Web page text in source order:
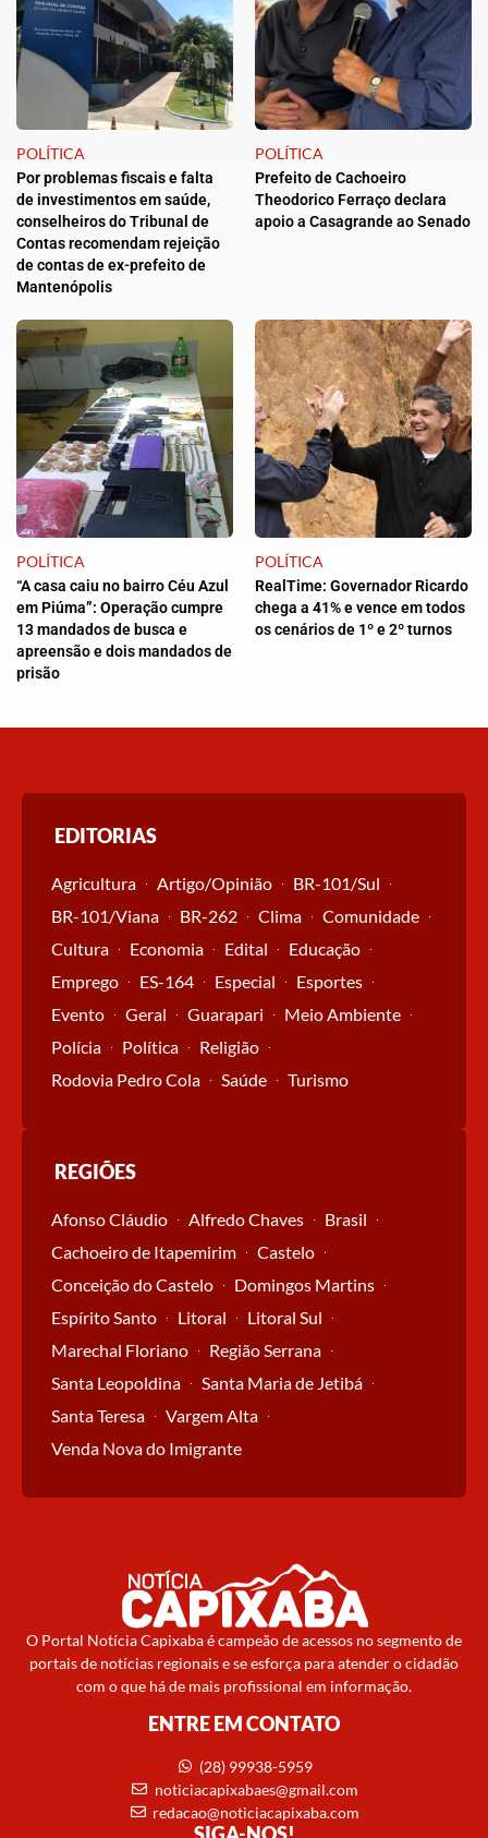
POLÍTICA
Por problemas fiscais e falta
de investimentos em saúde,
conselheiros do Tribunal de
Contas recomendam rejeição
de contas de ex-prefeito de
Mantenópolis
POLÍTICA
Prefeito de Cachoeiro
Theodorico Ferraço declara
apoio a Casagrande ao Senado
POLÍTICA
“A casa caiu no bairro Céu Azul
em Piúma”: Operação cumpre
13 mandados de busca e
apreensão e dois mandados de
prisão
POLÍTICA
RealTime: Governador Ricardo
chega a 41% e vence em todos
os cenários de 1º e 2º turnos
EDITORIAS
Agricultura Artigo/Opinião
BR-101/Sul
BR-101/Viana
BR-262 Clima
Comunidade
Cultura
Economia Edital
Educação
Emprego
ES-164 Especial
Esportes
Evento
Geral Guarapari
Meio Ambiente
Polícia
Política
Religião
Rodovia Pedro Cola
Saúde Turismo
REGIÕES
Afonso Cláudio Alfredo Chaves
Brasil
Cachoeiro de Itapemirim
Castelo
Conceição do Castelo
Domingos Martins
Espírito Santo
Litoral
Litoral Sul
Marechal Floriano
Região Serrana
Santa Leopoldina
Santa Maria de Jetibá
Santa Teresa
Vargem Alta
Venda Nova do Imigrante
O Portal Notícia Capixaba é campeão de acessos no segmento de
portais de notícias regionais e se esforça para atender o cidadão
com o que há de mais profissional em informação.
ENTRE EM CONTATO
(28) 99938-5959
noticiacapixabaes@gmail.com
redacao@noticiacapixaba.com